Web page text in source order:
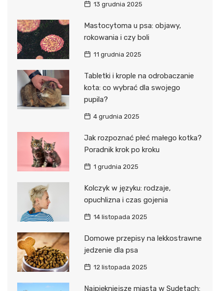
13 grudnia 2025
Mastocytoma u psa: objawy,
rokowania i czy boli
11 grudnia 2025
Tabletki i krople na odrobaczanie
kota: co wybrać dla swojego
pupila?
4 grudnia 2025
Jak rozpoznać płeć małego kotka?
Poradnik krok po kroku
1 grudnia 2025
Kolczyk w języku: rodzaje,
opuchlizna i czas gojenia
14 listopada 2025
Domowe przepisy na lekkostrawne
jedzenie dla psa
12 listopada 2025
Najpiękniejsze miasta w Sudetach: